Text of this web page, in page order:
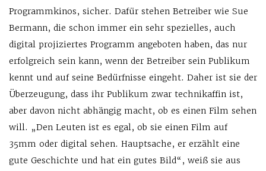
Programmkinos, sicher. Dafür stehen Betreiber wie Sue
Bermann, die schon immer ein sehr spezielles, auch
digital projiziertes Programm angeboten haben, das nur
erfolgreich sein kann, wenn der Betreiber sein Publikum
kennt und auf seine Bedürfnisse eingeht. Daher ist sie der
Überzeugung, dass ihr Publikum zwar technikaffin ist,
aber davon nicht abhängig macht, ob es einen Film sehen
will. „Den Leuten ist es egal, ob sie einen Film auf
35mm oder digital sehen. Hauptsache, er erzählt eine
gute Geschichte und hat ein gutes Bild“, weiß sie aus